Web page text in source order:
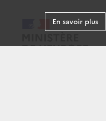
En savoir plus